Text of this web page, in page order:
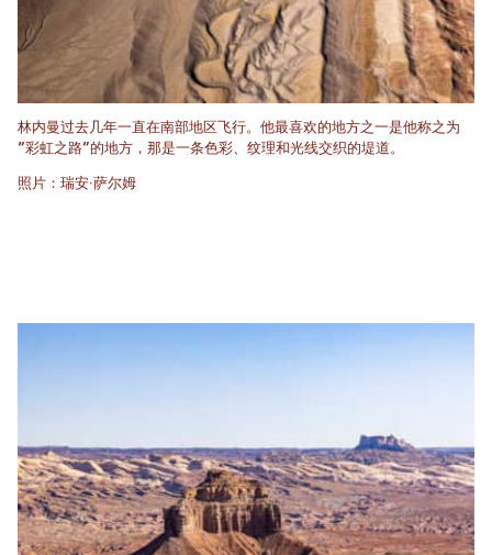
林内曼过去几年一直在南部地区飞行。他最喜欢的地方之一是他称之为
“彩虹之路”的地方，那是一条色彩、纹理和光线交织的堤道。
照片：瑞安·萨尔姆